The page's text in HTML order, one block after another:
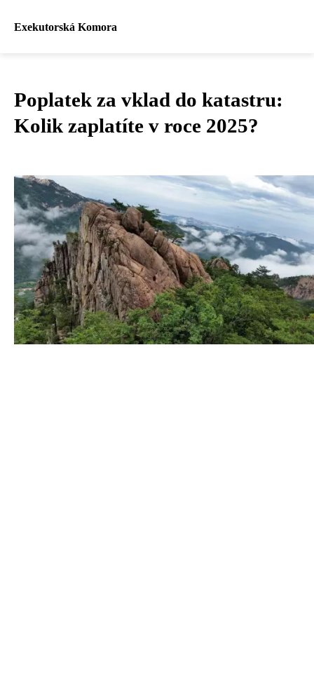
Exekutorská Komora
Poplatek za vklad do katastru:
Kolik zaplatíte v roce 2025?